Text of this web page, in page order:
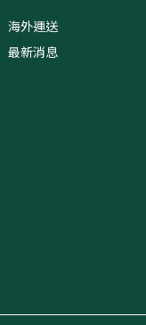
海外運送
最新消息